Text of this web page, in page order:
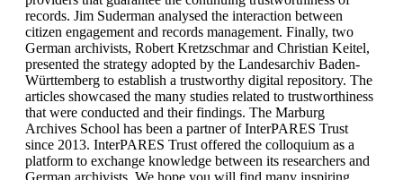
records. Jim Suderman analysed the interaction between
citizen engagement and records management. Finally, two
German archivists, Robert Kretzschmar and Christian Keitel,
presented the strategy adopted by the Landesarchiv Baden-
Württemberg to establish a trustworthy digital repository. The
articles showcased the many studies related to trustworthiness
that were conducted and their findings. The Marburg
Archives School has been a partner of InterPARES Trust
since 2013. InterPARES Trust offered the colloquium as a
platform to exchange knowledge between its researchers and